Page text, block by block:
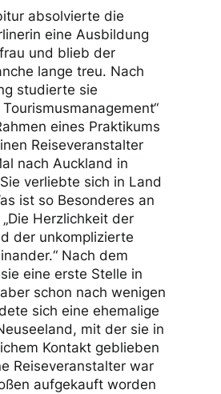
absolvierte die
eine Ausbildung
und blieb der
lange treu. Nach
studierte sie
eines Praktikums
Reiseveranstalter
nach Auckland in
verliebte sich in Land
ist so Besonderes an
Herzlichkeit der
der unkomplizierte
Nach dem
eine erste Stelle in
schon nach wenigen
sich eine ehemalige
mit der sie in
Kontakt geblieben
Reiseveranstalter war
aufgekauft worden